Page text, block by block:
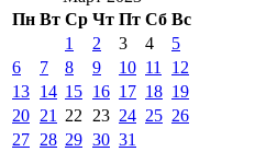
Пн Вт Ср Чт Пт Сб Вс
1 2 3 4
5
6
7 8 9 10 11
12
13 14 15 16 17 18 19
20 21 22 23 24 25 26
27 28 29 30 31